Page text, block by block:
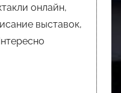
онлайн,
выставок,